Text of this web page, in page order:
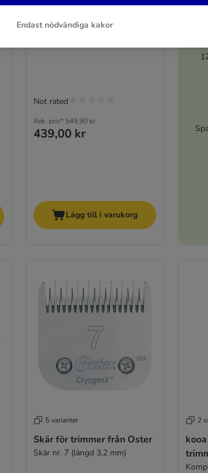
klippmaskin
Rek. pris* 549,90 kr
439,00 kr
Not rated
Lägg till i varukorg
5 varianter
Skär för trimmer från Oster
Skär nr. 7 (längd 3,2 mm)
2
Endast nödvändiga kakor